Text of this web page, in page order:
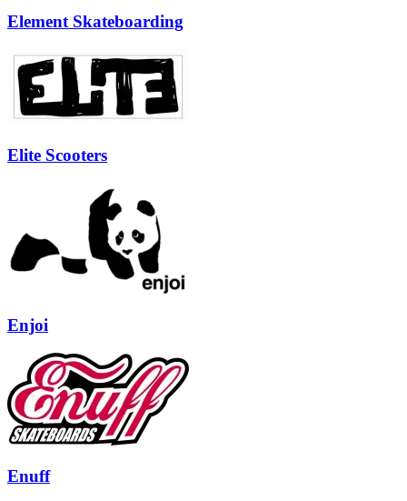
Element Skateboarding
Elite Scooters
Enjoi
Enuff